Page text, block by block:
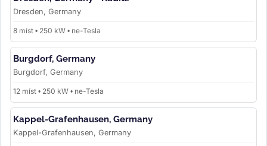
Dresden, Germany
8 míst • 250 kW • ne-Tesla
Burgdorf, Germany
Burgdorf, Germany
12 míst • 250 kW • ne-Tesla
Kappel-Grafenhausen, Germany
Kappel-Grafenhausen, Germany